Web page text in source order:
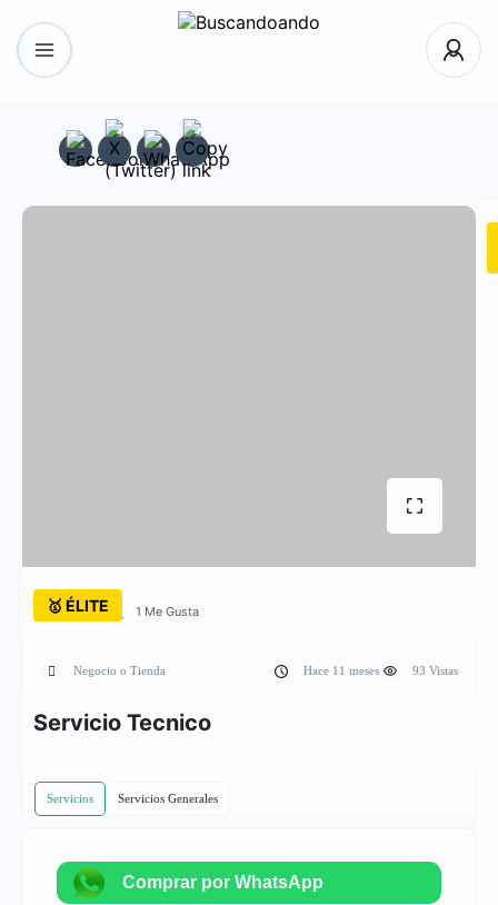
🥇 ÉLITE 1 Me Gusta
Negocio o Tienda Hace 11 meses 93 Vistas
Servicio Tecnico
Servicios Servicios Generales
Comprar por WhatsApp